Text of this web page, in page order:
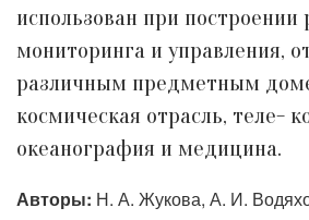
использован при построении
мониторинга и управления,
различным предметным
космическая отрасль, теле-
океанография и медицина.
Авторы: Н. А. Жукова, А. И.